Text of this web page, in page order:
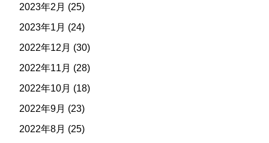
2023年2月 (25)
2023年1月 (24)
2022年12月 (30)
2022年11月 (28)
2022年10月 (18)
2022年9月 (23)
2022年8月 (25)